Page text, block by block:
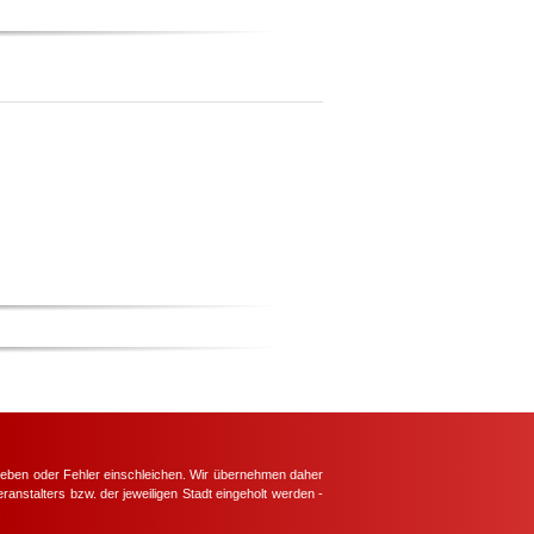
oder Fehler einschleichen. Wir übernehmen daher
bzw. der jeweiligen Stadt eingeholt werden -